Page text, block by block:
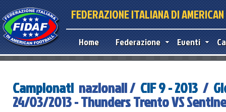
FEDERAZIONE ITALIANA DI
Home Federazione Eventi
Campionati nazionali / CIF 9 - 2013 /
24/03/2013 - Thunders Trento VS